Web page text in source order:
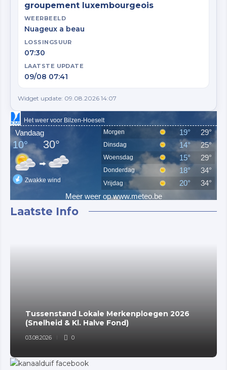
groupement luxembourgeois
WEERBEELD
Nuageux a beau
LOSSINGSUUR
07:30
LAATSTE UPDATE
09/08 07:41
Widget update: 09.08.2026 14:07
Laatste Info
Tussenstand Lokale Merkenploegen 2026
(Snelheid & Kl. Halve Fond)
03.08.2026 0